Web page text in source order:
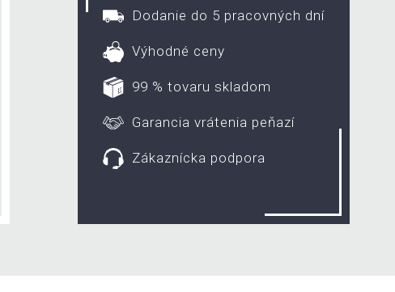
Dodanie do 5 pracovných dní
Výhodné ceny
99 % tovaru skladom
Garancia vrátenia peňazí
Zákaznícka podpora